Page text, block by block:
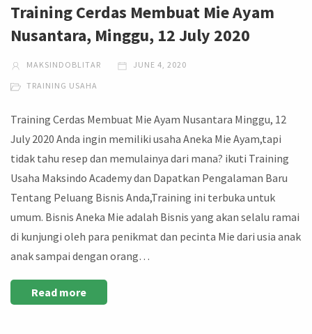
Training Cerdas Membuat Mie Ayam
Nusantara, Minggu, 12 July 2020
MAKSINDOBLITAR JUNE 4, 2020
TRAINING USAHA
Training Cerdas Membuat Mie Ayam Nusantara Minggu, 12
July 2020 Anda ingin memiliki usaha Aneka Mie Ayam,tapi
tidak tahu resep dan memulainya dari mana? ikuti Training
Usaha Maksindo Academy dan Dapatkan Pengalaman Baru
Tentang Peluang Bisnis Anda,Training ini terbuka untuk
umum. Bisnis Aneka Mie adalah Bisnis yang akan selalu ramai
di kunjungi oleh para penikmat dan pecinta Mie dari usia anak
anak sampai dengan orang…
Read more